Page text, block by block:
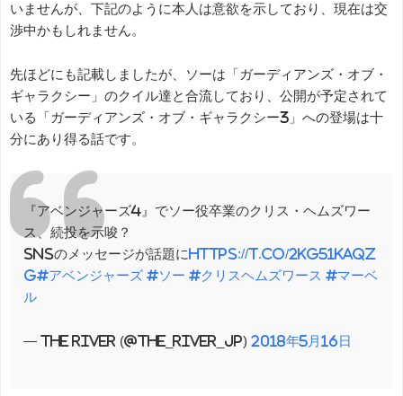
いませんが、下記のように本人は意欲を示しており、現在は交
渉中かもしれません。
先ほどにも記載しましたが、ソーは「ガーディアンズ・オブ・
ギャラクシー」のクイル達と合流しており、公開が予定されて
いる「ガーディアンズ・オブ・ギャラクシー3」への登場は十
分にあり得る話です。
『アベンジャーズ4』でソー役卒業のクリス・ヘムズワー
ス、続投を示唆？
SNSのメッセージが話題にhttps://t.co/2kg51kaqZ
g#アベンジャーズ #ソー #クリスヘムズワース #マーベ
ル
— THE RIVER (@the_river_jp) 2018年5月16日